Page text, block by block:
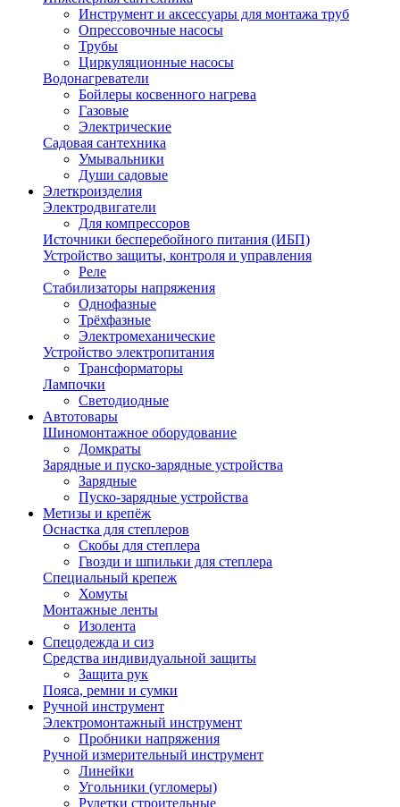
Инструмент и аксессуары для монтажа труб
Опрессовочные насосы
Трубы
Циркуляционные насосы
Водонагреватели
Бойлеры косвенного нагрева
Газовые
Электрические
Садовая сантехника
Умывальники
Души садовые
Элеткроизделия
Электродвигатели
Для компрессоров
Источники бесперебойного питания (ИБП)
Устройство защиты, контроля и управления
Реле
Стабилизаторы напряжения
Однофазные
Трёхфазные
Электромеханические
Устройство электропитания
Трансформаторы
Лампочки
Светодиодные
Автотовары
Шиномонтажное оборудование
Домкраты
Зарядные и пуско-зарядные устройства
Зарядные
Пуско-зарядные устройства
Метизы и крепёж
Оснастка для степлеров
Скобы для степлера
Гвозди и шпильки для степлера
Специальный крепеж
Хомуты
Монтажные ленты
Изолента
Спецодежда и сиз
Средства индивидуальной защиты
Защита рук
Пояса, ремни и сумки
Ручной инструмент
Электромонтажный инструмент
Пробники напряжения
Ручной измерительный инструмент
Линейки
Угольники (угломеры)
Рулетки строительные